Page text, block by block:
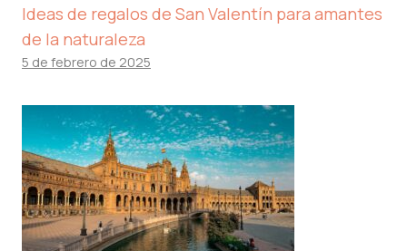
Ideas de regalos de San Valentín para amantes
de la naturaleza
5 de febrero de 2025